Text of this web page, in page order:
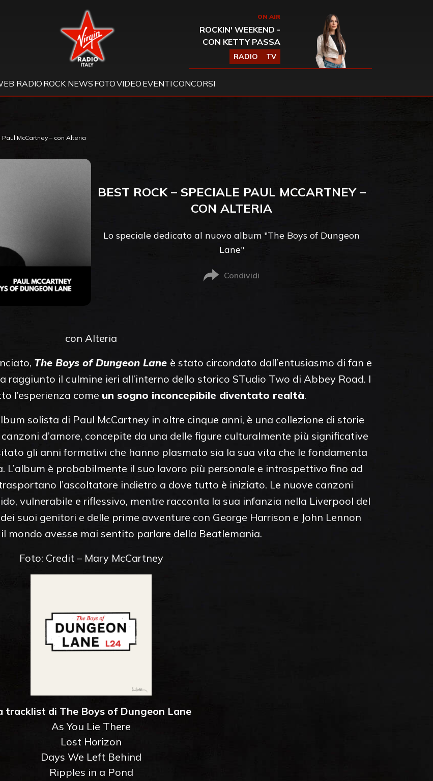
Virgin Radio ON AIR
ROCKIN' WEEKEND -
CON KETTY PASSA
RADIO TV
RADIO ROCK NEWS FOTOVIDEO EVENTICONCORSI
McCartney – con Alteria
BEST ROCK – SPECIALE PAUL MCCARTNEY –
CON ALTERIA
Lo speciale dedicato al nuovo album "The Boys of Dungeon
Lane"
Condividi
con Alteria
The Boys of Dungeon Lane è stato circondato dall’entusiasmo di fan e
raggiunto il culmine ieri all’interno dello storico STudio Two di Abbey Road. I
l’esperienza come un sogno inconcepibile diventato realtà.
solista di Paul McCartney in oltre cinque anni, è una collezione di storie
d’amore, concepite da una delle figure culturalmente più significative
gli anni formativi che hanno plasmato sia la sua vita che le fondamenta
L’album è probabilmente il suo lavoro più personale e introspettivo fino ad
l’ascoltatore indietro a dove tutto è iniziato. Le nuove canzoni
vulnerabile e riflessivo, mentre racconta la sua infanzia nella Liverpool del
suoi genitori e delle prime avventure con George Harrison e John Lennon
mondo avesse mai sentito parlare della Beatlemania.
Foto: Credit – Mary McCartney
tracklist di The Boys of Dungeon Lane
As You Lie There
Lost Horizon
Days We Left Behind
Ripples in a Pond